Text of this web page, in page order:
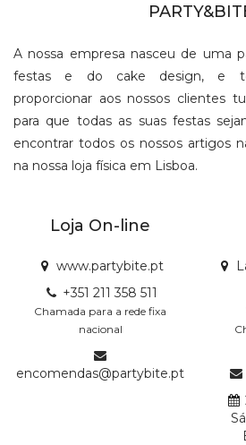
A nossa empresa nasceu de uma
festas e do cake design, e
proporcionar aos nossos clientes
para que todas as suas festas
encontrar todos os nossos artigos
na nossa loja física em Lisboa.
Loja On-line
www.partybite.pt
+351 211 358 511
Chamada para a rede fixa
nacional
encomendas@partybite.pt